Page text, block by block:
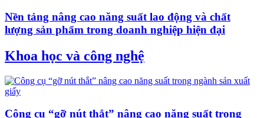
Nền tảng nâng cao năng suất lao động và chất
lượng sản phẩm trong doanh nghiệp hiện đại
Khoa học và công nghệ
Công cụ “gỡ nút thắt” nâng cao năng suất trong